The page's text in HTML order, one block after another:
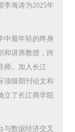
李海涛为2025年
中最年轻的终身
和讲席教授，跨
师。加入长江
顶级期刊论文和
立了长江商学院
与数据经济交叉